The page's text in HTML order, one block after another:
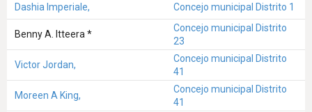
Dashia Imperiale,
Concejo municipal Distrito 1
Benny A. Itteera *
Concejo municipal Distrito
23
Victor Jordan,
Concejo municipal Distrito
41
Moreen A King,
Concejo municipal Distrito
41